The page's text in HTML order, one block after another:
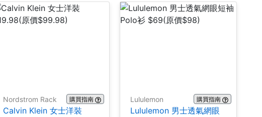
Nordstrom Rack 購買指南
Calvin Klein 女士洋裝
Lululemon 購買指南
Lululemon 男士透氣網眼